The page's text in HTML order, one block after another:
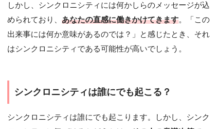
しかし、シンクロニシティには何かしらのメッセージが込
められており、 あなたの直感に働きかけてきます。「この
出来事には何か意味があるのでは？」と感じたとき、それ
はシンクロニシティである可能性が高いでしょう。
シンクロニシティは誰にでも起こる？
シンクロニシティは誰にでも起こります。しかし、シンク